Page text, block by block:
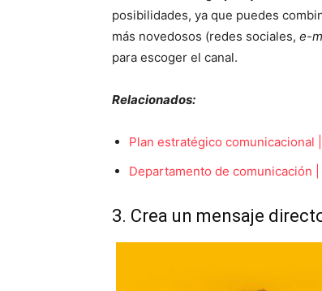
posibilidades, ya que puedes
más novedosos (redes sociales, e-
para escoger el canal.
Relacionados:
Plan estratégico comunicacional
Departamento de comunicación
3. Crea un mensaje